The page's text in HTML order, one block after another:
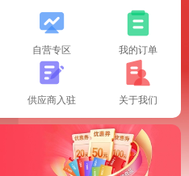
自营专区 我的订单
供应商入驻 关于我们